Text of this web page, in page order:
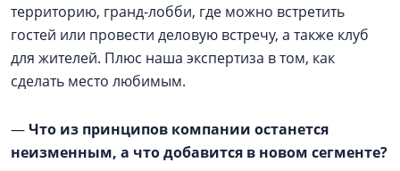
территорию, гранд-лобби, где можно встретить
гостей или провести деловую встречу, а также клуб
для жителей. Плюс наша экспертиза в том, как
сделать место любимым.
—Что из принципов компании останется
неизменным, а что добавится в новом сегменте?